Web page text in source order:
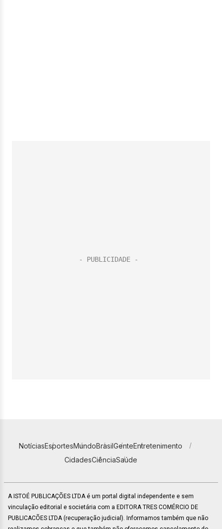
NotíciasEsportesMundoBrasilGenteEntretenimento
CidadesCiênciaSaúde
A ISTOÉ PUBLICAÇÕES LTDA é um portal digital independente e sem
vinculação editorial e societária com a EDITORA TRES COMÉRCIO DE
PUBLICACÕES LTDA (recuperação judicial). Informamos também que não